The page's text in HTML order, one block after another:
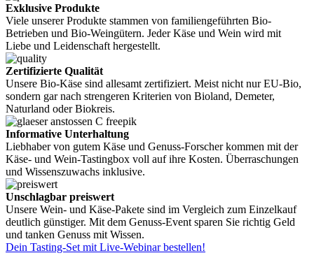
Exklusive Produkte
Viele unserer Produkte stammen von familiengeführten Bio-
Betrieben und Bio-Weingütern. Jeder Käse und Wein wird mit
Liebe und Leidenschaft hergestellt.
Zertifizierte Qualität
Unsere Bio-Käse sind allesamt zertifiziert. Meist nicht nur EU-Bio,
sondern gar nach strengeren Kriterien von Bioland, Demeter,
Naturland oder Biokreis.
Informative Unterhaltung
Liebhaber von gutem Käse und Genuss-Forscher kommen mit der
Käse- und Wein-Tastingbox voll auf ihre Kosten. Überraschungen
und Wissenszuwachs inklusive.
Unschlagbar preiswert
Unsere Wein- und Käse-Pakete sind im Vergleich zum Einzelkauf
deutlich günstiger. Mit dem Genuss-Event sparen Sie richtig Geld
und tanken Genuss mit Wissen.
Dein Tasting-Set mit Live-Webinar bestellen!